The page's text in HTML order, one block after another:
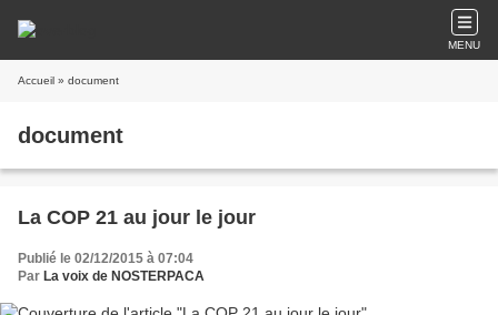
MENU
Accueil » document
document
La COP 21 au jour le jour
Publié le 02/12/2015 à 07:04
Par La voix de NOSTERPACA